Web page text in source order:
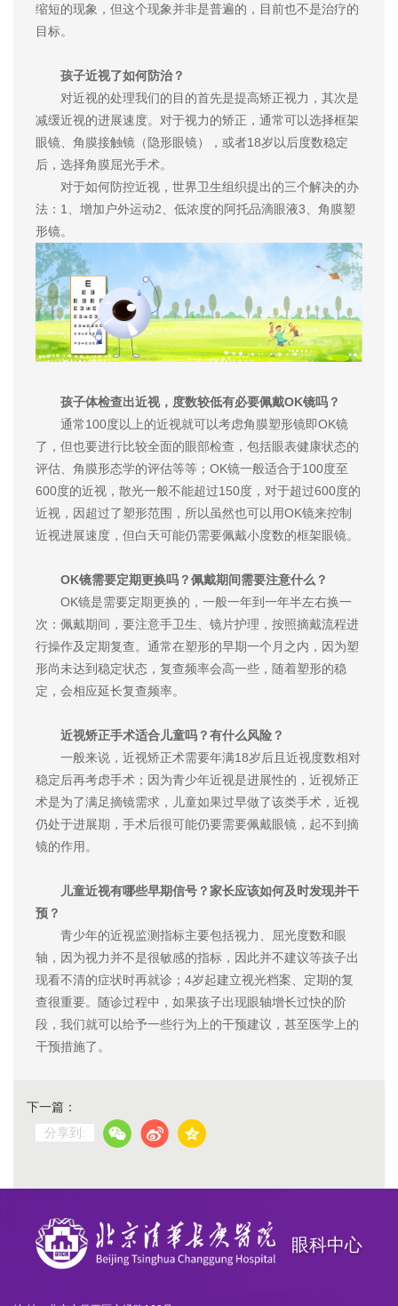
缩短的现象，但这个现象并非是普遍的，目前也不是治疗的
目标。
孩子近视了如何防治？
对近视的处理我们的目的首先是提高矫正视力，其次是
减缓近视的进展速度。对于视力的矫正，通常可以选择框架
眼镜、角膜接触镜（隐形眼镜），或者18岁以后度数稳定
后，选择角膜屈光手术。
对于如何防控近视，世界卫生组织提出的三个解决的办
法：1、增加户外运动2、低浓度的阿托品滴眼液3、角膜塑
形镜。
孩子体检查出近视，度数较低有必要佩戴OK镜吗？
通常100度以上的近视就可以考虑角膜塑形镜即OK镜
了，但也要进行比较全面的眼部检查，包括眼表健康状态的
评估、角膜形态学的评估等等；OK镜一般适合于100度至
600度的近视，散光一般不能超过150度，对于超过600度的
近视，因超过了塑形范围，所以虽然也可以用OK镜来控制
近视进展速度，但白天可能仍需要佩戴小度数的框架眼镜。
OK镜需要定期更换吗？佩戴期间需要注意什么？
OK镜是需要定期更换的，一般一年到一年半左右换一
次：佩戴期间，要注意手卫生、镜片护理，按照摘戴流程进
行操作及定期复查。通常在塑形的早期一个月之内，因为塑
形尚未达到稳定状态，复查频率会高一些，随着塑形的稳
定，会相应延长复查频率。
近视矫正手术适合儿童吗？有什么风险？
一般来说，近视矫正术需要年满18岁后且近视度数相对
稳定后再考虑手术；因为青少年近视是进展性的，近视矫正
术是为了满足摘镜需求，儿童如果过早做了该类手术，近视
仍处于进展期，手术后很可能仍要需要佩戴眼镜，起不到摘
镜的作用。
儿童近视有哪些早期信号？家长应该如何及时发现并干
预？
青少年的近视监测指标主要包括视力、屈光度数和眼
轴，因为视力并不是很敏感的指标，因此并不建议等孩子出
现看不清的症状时再就诊；4岁起建立视光档案、定期的复
查很重要。随诊过程中，如果孩子出现眼轴增长过快的阶
段，我们就可以给予一些行为上的干预建议，甚至医学上的
干预措施了。
下一篇：
分享到:
眼科中心